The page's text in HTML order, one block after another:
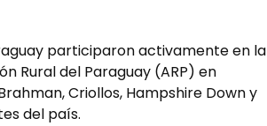
participaron activamente en la
Rural del Paraguay (ARP) en
Criollos, Hampshire Down y
del país.